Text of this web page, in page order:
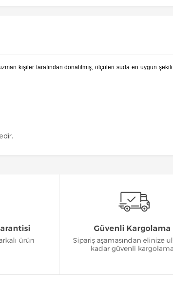
kişiler tarafından donatılmış, ölçüleri suda en uygun